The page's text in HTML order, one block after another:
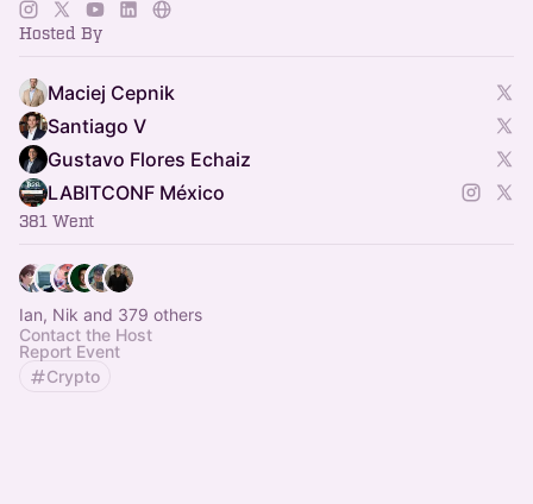
https://www.cdmxbitdevs.org/
Hosted By
Maciej Cepnik
Santiago V
Gustavo Flores Echaiz
LABITCONF México
381 Went
Ian, Nik and 379 others
Contact the Host
Report Event
Crypto